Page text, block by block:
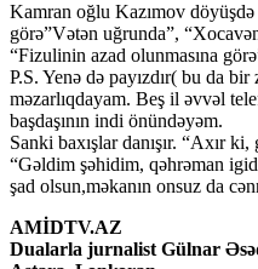
Kamran oğlu Kazımov döyüşdə
görə”Vətən uğrunda”,
“Fizulinin azad olunmasına
P.S. Yenə də payızdır( bu da
məzarlıqdayam. Beş il əvvəl
başdaşının indi önündəyəm.
Sanki baxışlar danışır. “Axır ki,
“Gəldim şəhidim, qəhrəman
şad olsun,məkanın onsuz da
AMİDTV.AZ
Dualarla jurnalist Gülnar